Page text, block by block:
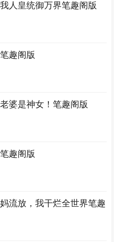
人皇统御万界笔趣阁版
趣阁版
婆是神女！笔趣阁版
趣阁版
流放，我干烂全世界笔趣